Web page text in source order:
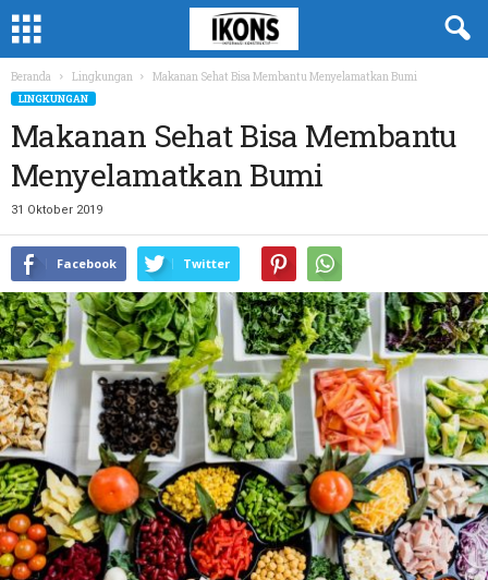
Beranda Lingkungan Makanan Sehat Bisa Membantu Menyelamatkan Bumi
LINGKUNGAN
Makanan Sehat Bisa Membantu
Menyelamatkan Bumi
31 Oktober 2019
Facebook Twitter